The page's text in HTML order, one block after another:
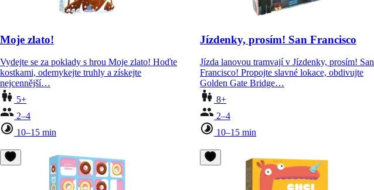
Moje zlato!
Vydejte se za poklady s hrou Moje zlato! Hoďte
kostkami, odemykejte truhly a získejte
nejcennější…
5+
2–4
10–15 min
Jízdenky, prosím! San Francisco
Jízda lanovou tramvají v Jízdenky, prosím! San
Francisco! Propojte slavné lokace, obdivujte
Golden Gate Bridge…
8+
2–4
10–15 min